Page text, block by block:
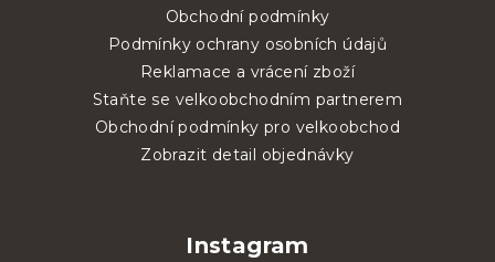
Obchodní podmínky
Podmínky ochrany osobních údajů
Reklamace a vrácení zboží
Staňte se velkoobchodním partnerem
Obchodní podmínky pro velkoobchod
Zobrazit detail objednávky
Instagram